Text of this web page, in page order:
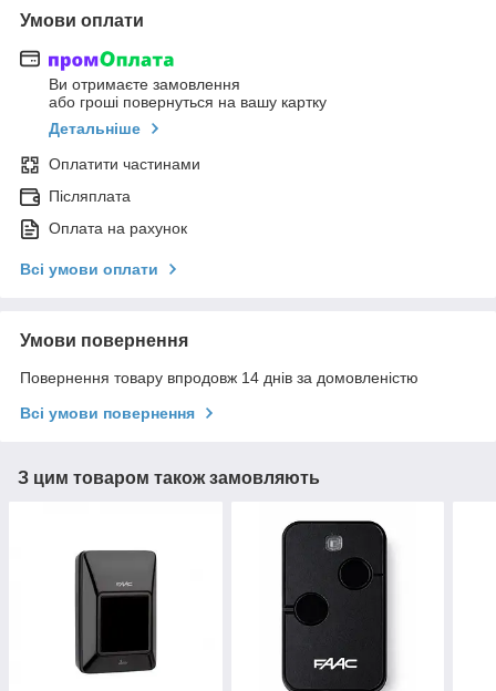
Умови оплати
Ви отримаєте замовлення
або гроші повернуться на вашу картку
Детальніше
Оплатити частинами
Післяплата
Оплата на рахунок
Всі умови оплати
Умови повернення
Повернення товару впродовж 14 днів за домовленістю
Всі умови повернення
З цим товаром також замовляють